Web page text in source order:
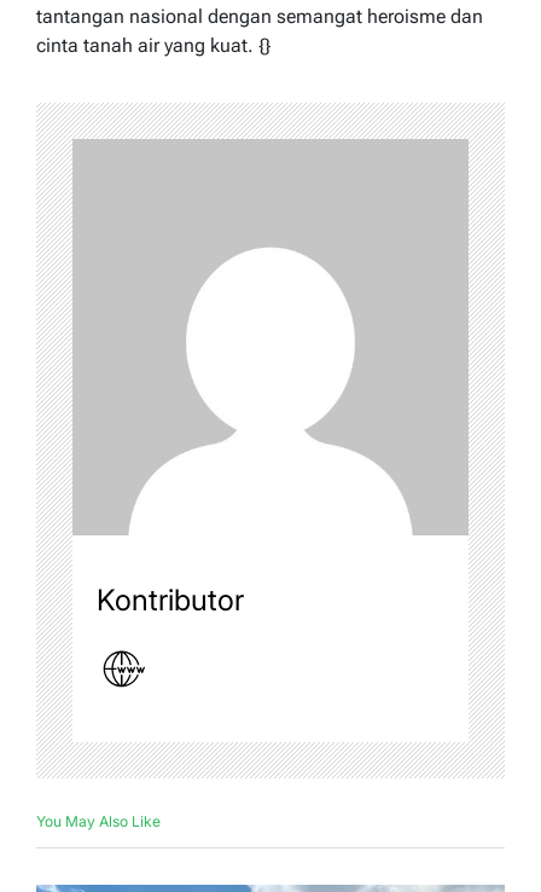
tantangan nasional dengan semangat heroisme dan
cinta tanah air yang kuat. {}
Kontributor
You May Also Like